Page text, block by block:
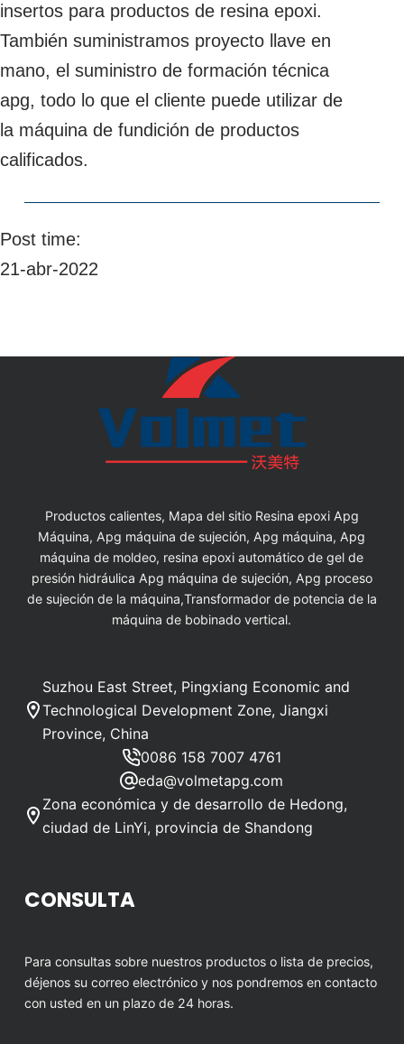
insertos para productos de resina epoxi.
También suministramos proyecto llave en
mano, el suministro de formación técnica
apg, todo lo que el cliente puede utilizar de
la máquina de fundición de productos
calificados.
Post time:
21-abr-2022
Productos calientes, Mapa del sitio Resina epoxi Apg
Máquina, Apg máquina de sujeción, Apg máquina, Apg
máquina de moldeo, resina epoxi automático de gel de
presión hidráulica Apg máquina de sujeción, Apg proceso
de sujeción de la máquina,Transformador de potencia de la
máquina de bobinado vertical.
Suzhou East Street, Pingxiang Economic and
Technological Development Zone, Jiangxi
Province, China
0086 158 7007 4761
eda@volmetapg.com
Zona económica y de desarrollo de Hedong,
ciudad de LinYi, provincia de Shandong
CONSULTA
Para consultas sobre nuestros productos o lista de precios,
déjenos su correo electrónico y nos pondremos en contacto
con usted en un plazo de 24 horas.